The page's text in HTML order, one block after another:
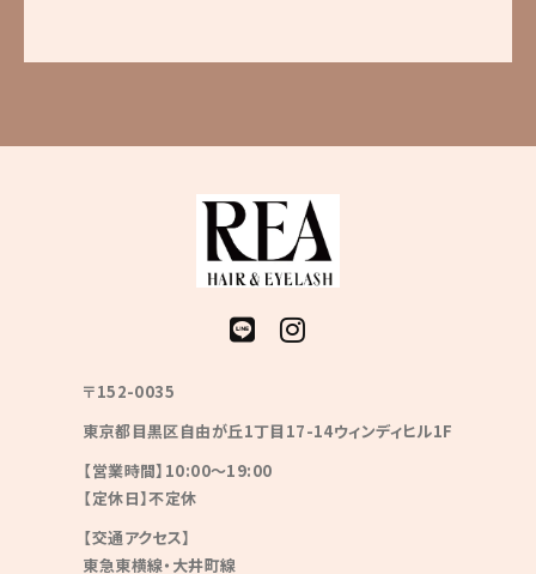
〒152-0035
東京都目黒区自由が丘1丁目17-14ウィンディヒル1F
【営業時間】10:00〜19:00
【定休日】不定休
【交通アクセス】
東急東横線・大井町線